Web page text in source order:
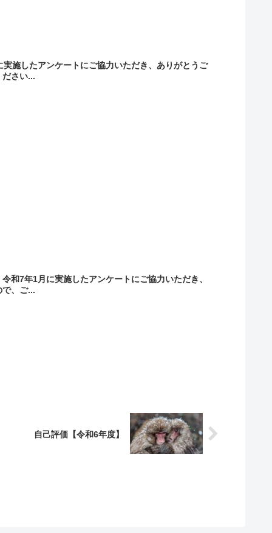
施したアンケートにご協力いただき、ありがとうご
さい...
和7年1月に実施したアンケートにご協力いただき、
、ご...
自己評価【令和6年度】